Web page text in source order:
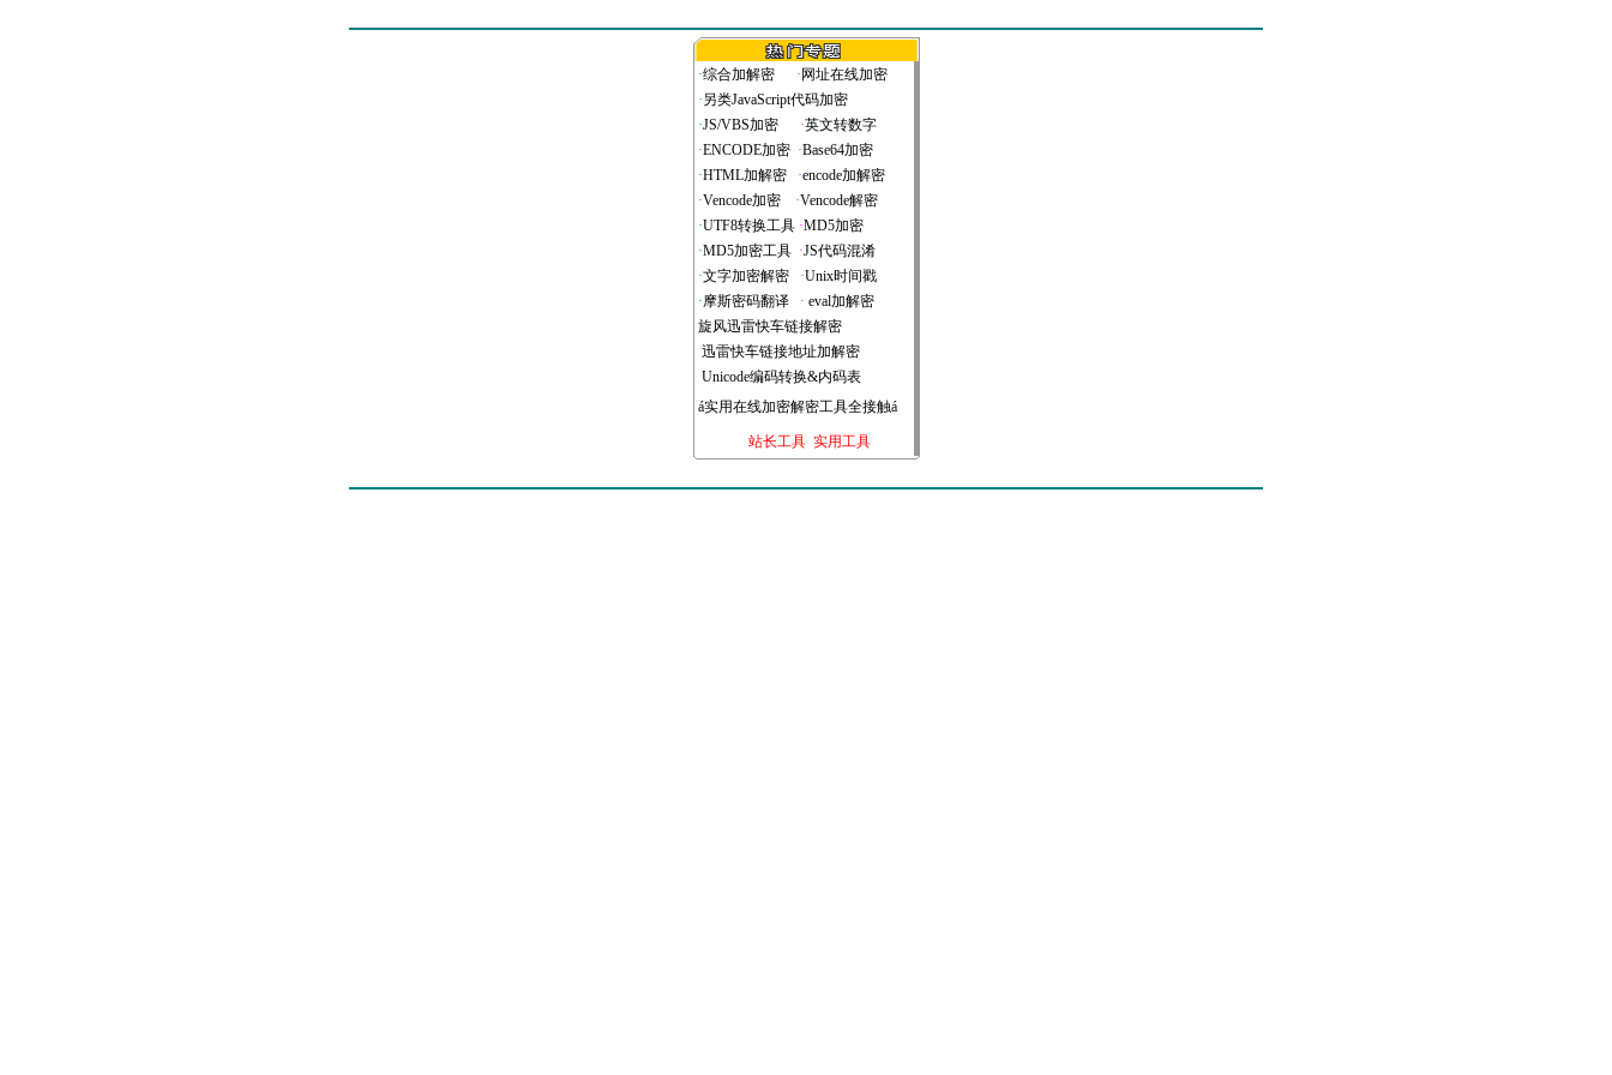
·综合加解密 · 网址在线加密
·另类JavaScript代码加密
·JS/VBS加密 ·英文转数字
·ENCODE加密 ·Base64加密
·HTML加解密 ·encode加解密
·Vencode加密 ·Vencode解密
·UTF8转换工具 ·MD5加密
·MD5加密工具 ·JS代码混淆
·文字加密解密 ·Unix时间戳
·摩斯密码翻译 · eval加解密
旋风迅雷快车链接解密
迅雷快车链接地址加解密
Unicode编码转换&内码表
á实用在线加密解密工具全接触á
站长工具 实用工具